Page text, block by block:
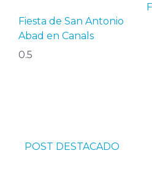
Fiesta de San Antonio
Abad en Canals
POST DESTACADO